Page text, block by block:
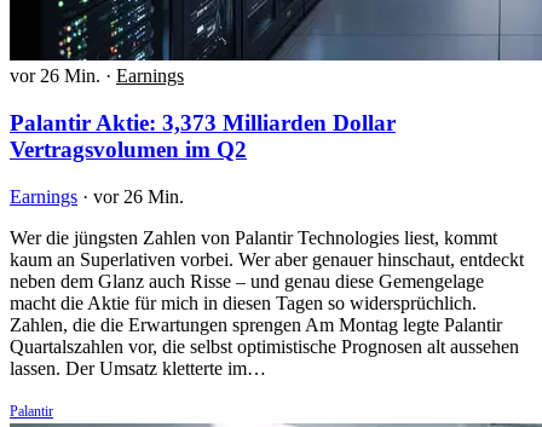
vor 26 Min. · Earnings
Palantir Aktie: 3,373 Milliarden Dollar
Vertragsvolumen im Q2
Earnings · vor 26 Min.
Wer die jüngsten Zahlen von Palantir Technologies liest, kommt
kaum an Superlativen vorbei. Wer aber genauer hinschaut, entdeckt
neben dem Glanz auch Risse – und genau diese Gemengelage
macht die Aktie für mich in diesen Tagen so widersprüchlich.
Zahlen, die die Erwartungen sprengen Am Montag legte Palantir
Quartalszahlen vor, die selbst optimistische Prognosen alt aussehen
lassen. Der Umsatz kletterte im…
Palantir